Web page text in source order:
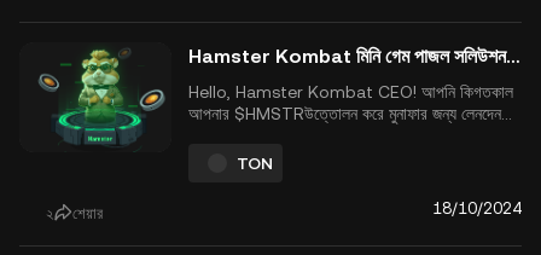
generated 27% of its Q3...
Hamster Kombat মিনি গেম পাজল সলিউশন, অক্টোবর ১৮, ২০২৪
Hello, Hamster Kombat CEO! আপনি কিগতকাল
আপনার $HMSTRউত্তোলন করে মুনাফার জন্য লেনদেন
সেপ্টেম্বর মাসের পর চালু হয়। এ লেখার সময় $HMSTR
এর মূল্য ০.০০৩৭৫৯ ডলার। এখন খেলা তারInterlude
Seasonএ রয়েছে, এবং আপনার প্রচেষ্টাদৈনিক চ্যালেঞ্জগুলি
TON
২ শেয়ার 18/10/2024